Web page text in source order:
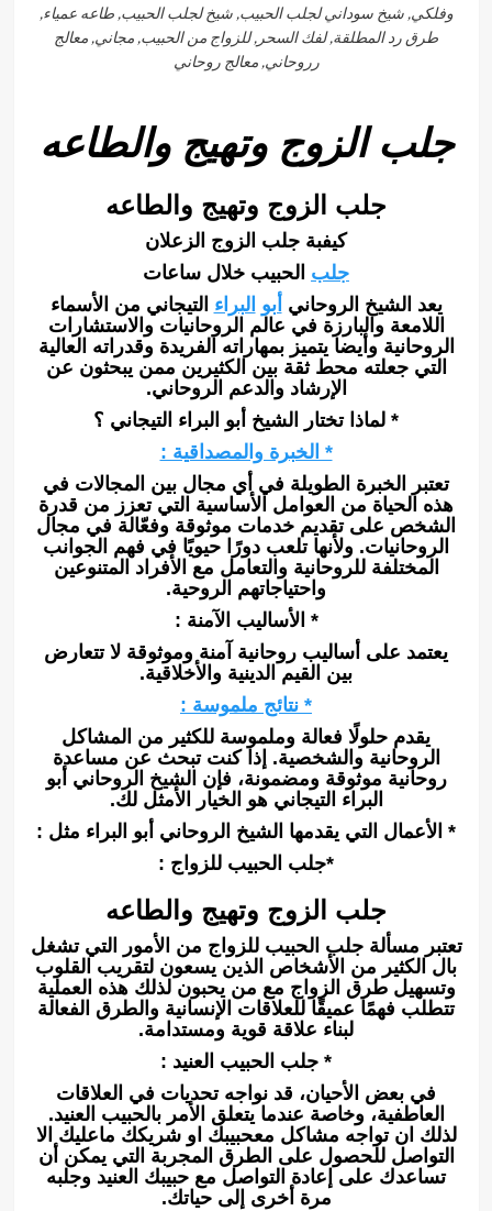
وفلكي, شيخ سوداني لجلب الحبيب, شيخ لجلب الحبيب, طاعه عمياء,
طرق رد المطلقة, لفك السحر, للزواج من الحبيب, مجاني, معالج
رروحاني, معالج روحاني
جلب الزوج وتهيج والطاعه
جلب الزوج وتهيج والطاعه
كيفبة جلب الزوج الزعلان
جلب الحبيب خلال ساعات
يعد الشيخ الروحاني أبو البراء التيجاني من الأسماء
اللامعة والبارزة في عالم الروحانيات والاستشارات
الروحانية وأيضا يتميز بمهاراته الفريدة وقدراته العالية
التي جعلته محط ثقة بين الكثيرين ممن يبحثون عن
الإرشاد والدعم الروحاني.
* لماذا تختار الشيخ أبو البراء التيجاني ؟
* الخبرة والمصداقية :
تعتبر الخبرة الطويلة في أي مجال بين المجالات في
هذه الحياة من العوامل الأساسية التي تعزز من قدرة
الشخص على تقديم خدمات موثوقة وفعّالة في مجال
الروحانيات. ولأنها تلعب دورًا حيويًا في فهم الجوانب
المختلفة للروحانية والتعامل مع الأفراد المتنوعين
واحتياجاتهم الروحية.
* الأساليب الآمنة :
يعتمد على أساليب روحانية آمنة وموثوقة لا تتعارض
بين القيم الدينية والأخلاقية.
* نتائج ملموسة :
يقدم حلولًا فعالة وملموسة للكثير من المشاكل
الروحانية والشخصية. إذا كنت تبحث عن مساعدة
روحانية موثوقة ومضمونة، فإن الشيخ الروحاني أبو
البراء التيجاني هو الخيار الأمثل لك.
* الأعمال التي يقدمها الشيخ الروحاني أبو البراء مثل :
*جلب الحبيب للزواج :
جلب الزوج وتهيج والطاعه
تعتبر مسألة جلب الحبيب للزواج من الأمور التي تشغل
بال الكثير من الأشخاص الذين يسعون لتقريب القلوب
وتسهيل طرق الزواج مع من يحبون لذلك هذه العملية
تتطلب فهمًا عميقًا للعلاقات الإنسانية والطرق الفعالة
لبناء علاقة قوية ومستدامة.
* جلب الحبيب العنيد :
في بعض الأحيان، قد نواجه تحديات في العلاقات
العاطفية، وخاصة عندما يتعلق الأمر بالحبيب العنيد.
لذلك ان تواجه مشاكل معحبيبك او شريكك ماعليك الا
التواصل للحصول على الطرق المجربة التي يمكن أن
تساعدك على إعادة التواصل مع حبيبك العنيد وجلبه
مرة أخرى إلى حياتك.